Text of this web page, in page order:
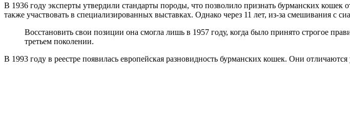
В 1936 году эксперты утвердили стандарты породы, что позволило признать бурманских
также участвовать в специализированных выставках. Однако через 11 лет, из-за смешивания
Восстановить свои позиции она смогла лишь в 1957 году, когда было принято строгое
третьем поколении.
В 1993 году в реестре появилась европейская разновидность бурманских кошек. Они